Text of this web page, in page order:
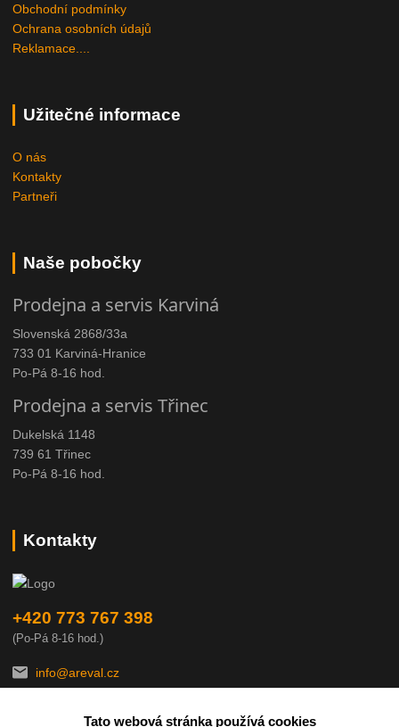
Obchodní podmínky
Ochrana osobních údajů
Reklamace....
Užitečné informace
O nás
Kontakty
Partneři
Naše pobočky
Prodejna a servis Karviná
Slovenská 2868/33a
733 01 Karviná-Hranice
Po-Pá 8-16 hod.
Prodejna a servis Třinec
Dukelská 1148
739 61 Třinec
Po-Pá 8-16 hod.
Kontakty
+420 773 767 398
(Po-Pá 8-16 hod.)
info@areval.cz
Tato webová stránka používá cookies